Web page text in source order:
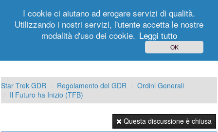
Registrati
Star Trek GDR Regolamento del GDR
Ordini Generali
Il Futuro ha Inizio (TFB)
Questa discussione è chiusa
I cookie ci aiutano ad erogare servizi di qualità.
Utilizzando i nostri servizi, l'utente accetta le nostre
modalità d'uso dei cookie. Leggi tutto
OK